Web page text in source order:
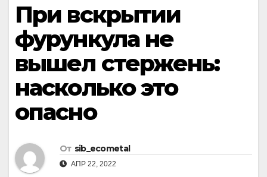
При вскрытии
фурункула не
вышел стержень:
насколько это
опасно
От sib_ecometal
АПР 22, 2022